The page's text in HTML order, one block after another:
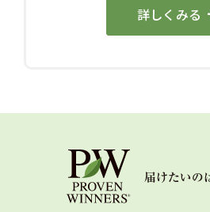
詳しくみる